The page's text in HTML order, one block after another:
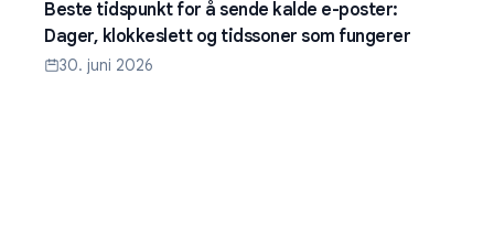
Beste tidspunkt for å sende kalde e-poster:
Dager, klokkeslett og tidssoner som fungerer
30. juni 2026